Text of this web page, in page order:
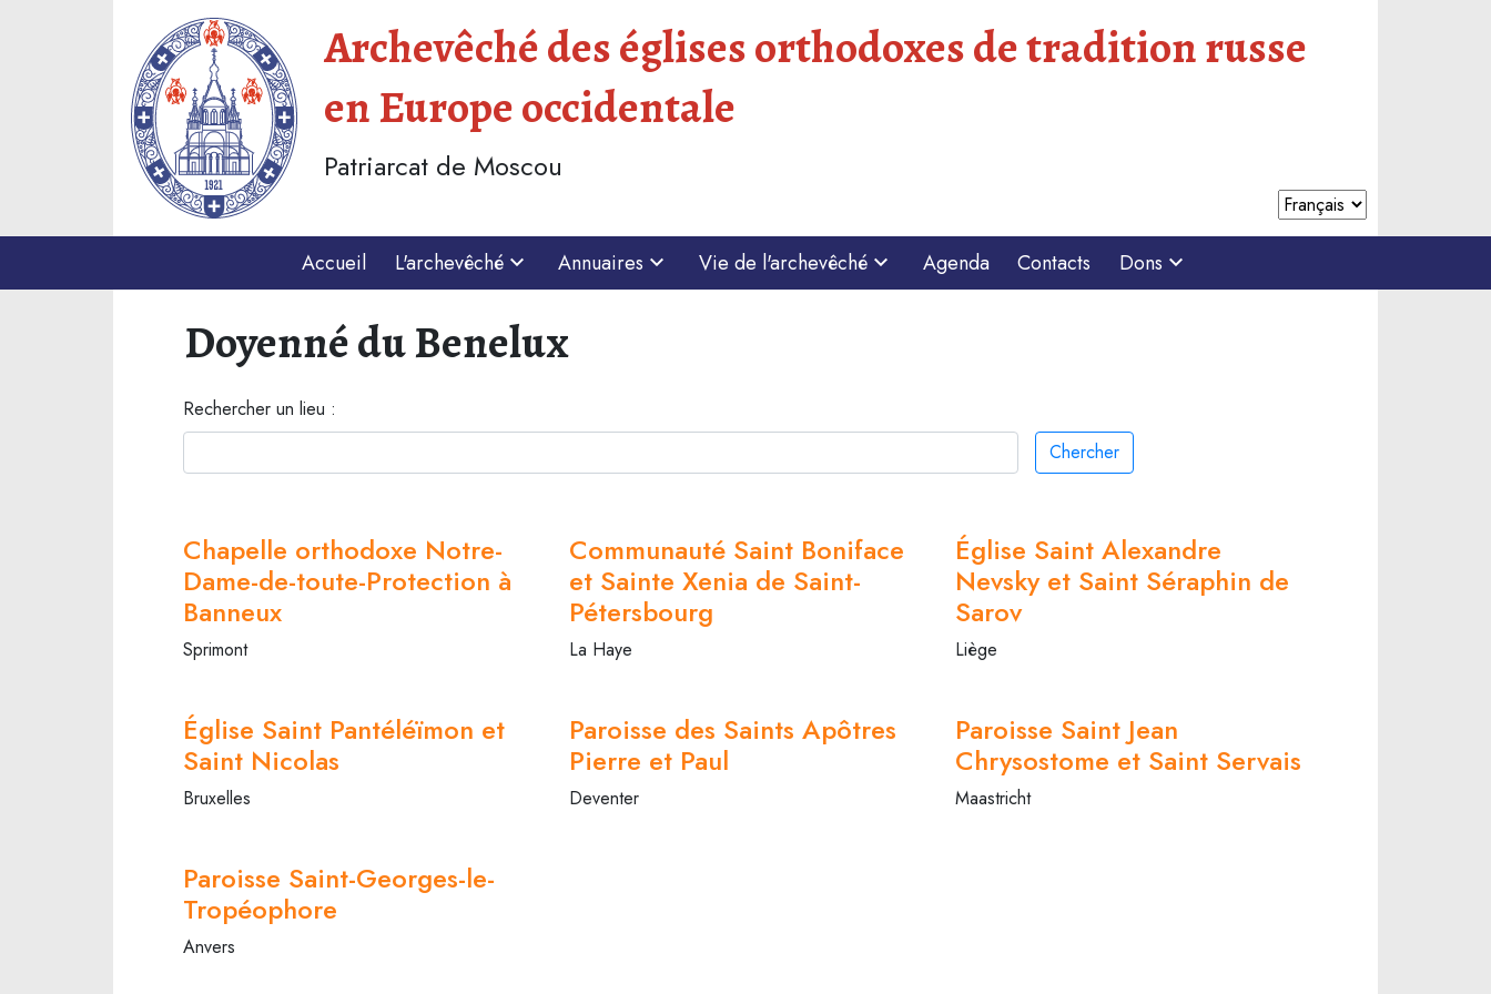
Archevêché des églises orthodoxes de tradition russe
en Europe occidentale
Patriarcat de Moscou
Accueil L'archevêché Annuaires Vie de l'archevêché Agenda Contacts Dons
Doyenné du Benelux
Rechercher un lieu :
Chercher
Chapelle orthodoxe Notre-
Dame-de-toute-Protection à
Banneux
Sprimont
Communauté Saint Boniface
et Sainte Xenia de Saint-
Pétersbourg
La Haye
Église Saint Alexandre
Nevsky et Saint Séraphin de
Sarov
Liège
Église Saint Pantéléïmon et
Saint Nicolas
Bruxelles
Paroisse des Saints Apôtres
Pierre et Paul
Deventer
Paroisse Saint Jean
Chrysostome et Saint Servais
Maastricht
Paroisse Saint-Georges-le-
Tropéophore
Anvers